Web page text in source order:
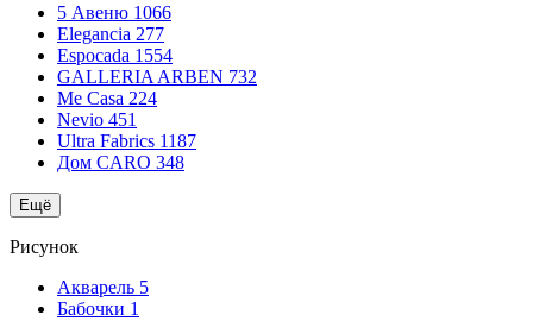
5 Авеню 1066
Elegancia 277
Espocada 1554
GALLERIA ARBEN 732
Me Casa 224
Nevio 451
Ultra Fabrics 1187
Дом CARO 348
Ещё
Рисунок
Акварель 5
Бабочки 1